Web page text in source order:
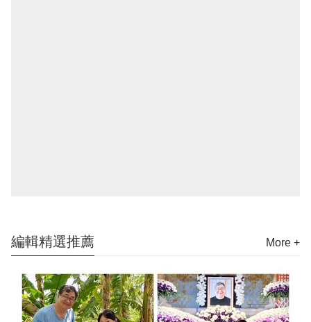
編輯精選推薦 More +